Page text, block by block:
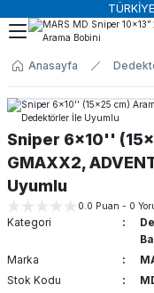
Anasayfa
Sniper 6x10''
GMAXX2,
Uyumlu
0.0 Puan - 0
Kategori
Marka
Stok Kodu
Dedektörler
Arama Dedektörleri
Sistemleri
Başlıkları
Başlıkları
Başlıkları
Aksesuarları
Aksesuarları
Aksesuarları
Dedektörü